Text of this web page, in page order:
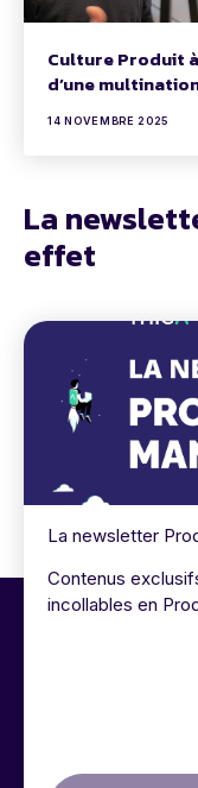
Culture Produit
d’une
14 NOVEMBRE 2025
La
effet
La newsletter
Contenus
incollables en